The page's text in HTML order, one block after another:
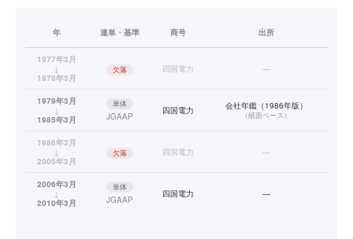
年 連単・基準 商号 出所
1977年3月
↓
1978年3月
欠落 四国電力 —
1979年3月
↓
1985年3月
単体
JGAAP
四国電力 会社年鑑（1986年版）
（紙面ベース）
1986年3月
↓
2005年3月
欠落 四国電力 —
2006年3月
↓
2010年3月
単体
JGAAP
四国電力 —